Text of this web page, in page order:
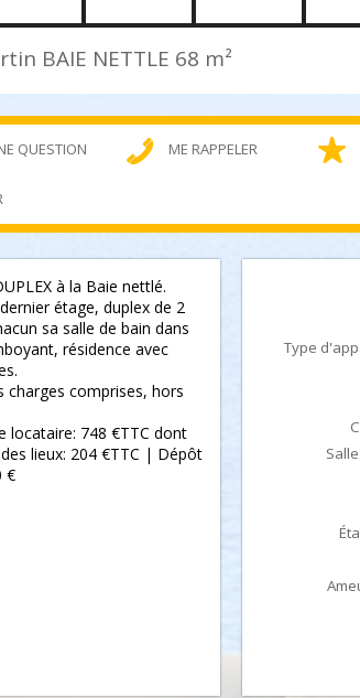
BAIE NETTLE 68 m²
QUESTION ME RAPPELER
à la Baie nettlé.
étage, duplex de 2
sa salle de bain dans
résidence avec
charges comprises, hors
locataire: 748 €TTC dont
lieux: 204 €TTC | Dépôt
€
Type